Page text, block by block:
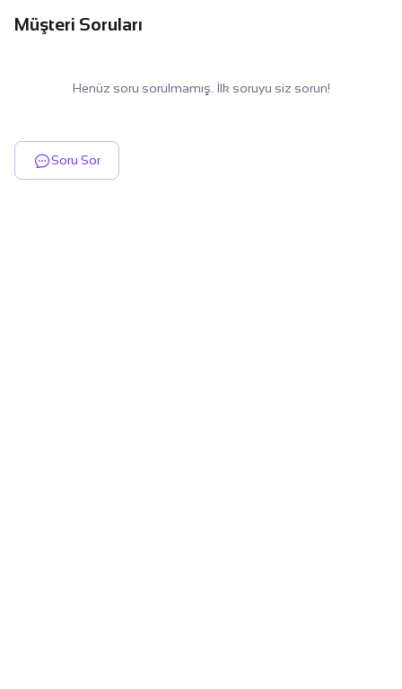
Müşteri Soruları
Henüz soru sorulmamış. İlk soruyu siz sorun!
Soru Sor